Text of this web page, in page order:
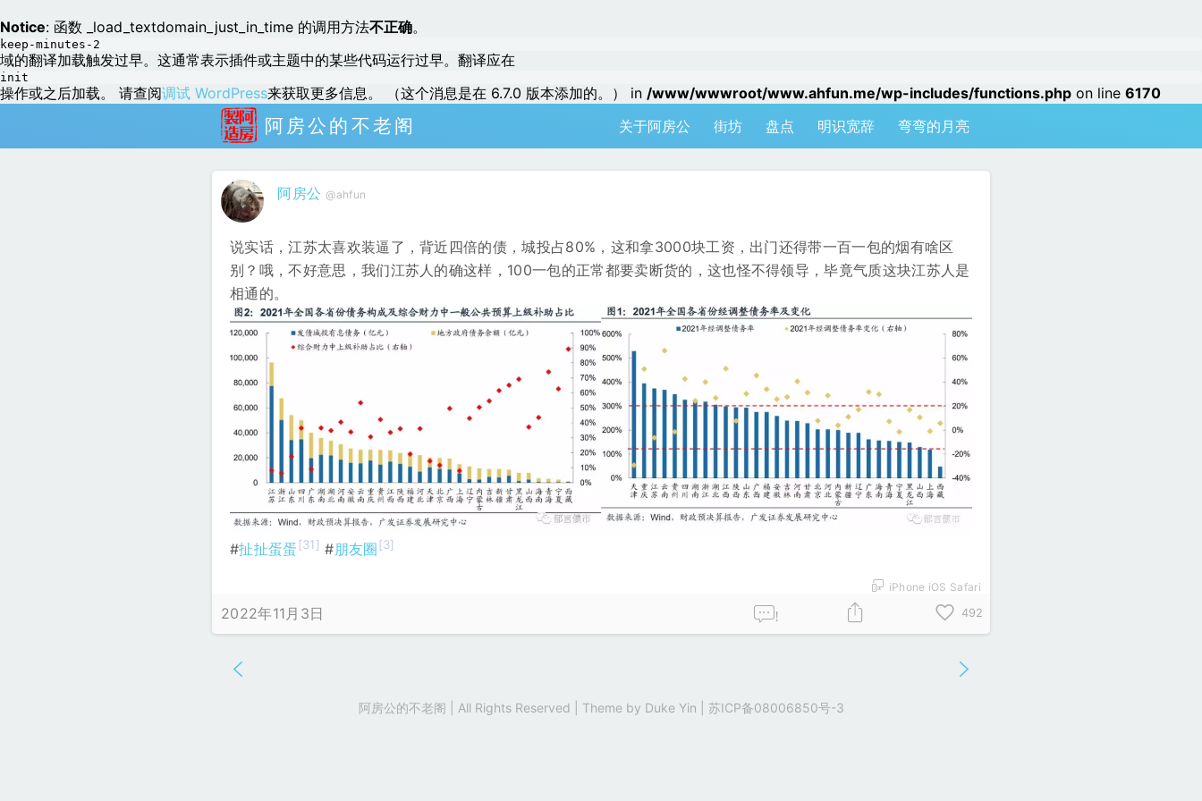
Notice: 函数 _load_textdomain_just_in_time 的调用方法不正确。
keep-minutes-2
域的翻译加载触发过早。这通常表示插件或主题中的某些代码运行过早。翻译应在
init
操作或之后加载。 请查阅调试 WordPress来获取更多信息。 （这个消息是在 6.7.0 版本添加的。） in /www/wwwroot/www.ahfun.me/wp-includes/functions.php on line 6170
阿房公的不老阁 关于阿房公 街坊 盘点 明识宽辞 弯弯的月亮
阿房公 @ahfun
说实话，江苏太喜欢装逼了，背近四倍的债，城投占80%，这和拿3000块工资，出门还得带一百一包的烟有啥区
别？哦，不好意思，我们江苏人的确这样，100一包的正常都要卖断货的，这也怪不得领导，毕竟气质这块江苏人是
相通的。
#扯扯蛋蛋 [31] #朋友圈 [3]
iPhone iOS Safari
2022年11月3日 ! 492
阿房公的不老阁 | All Rights Reserved | Theme by Duke Yin 苏ICP备08006850号-3